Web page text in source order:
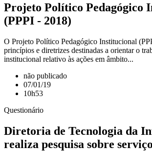
Projeto Político Pedagógico
(PPPI - 2018)
O Projeto Político Pedagógico Institucional
princípios e diretrizes destinadas a orientar o
institucional relativo às ações em âmbito...
não publicado
07/01/19
10h53
Questionário
Diretoria de Tecnologia da
realiza pesquisa sobre